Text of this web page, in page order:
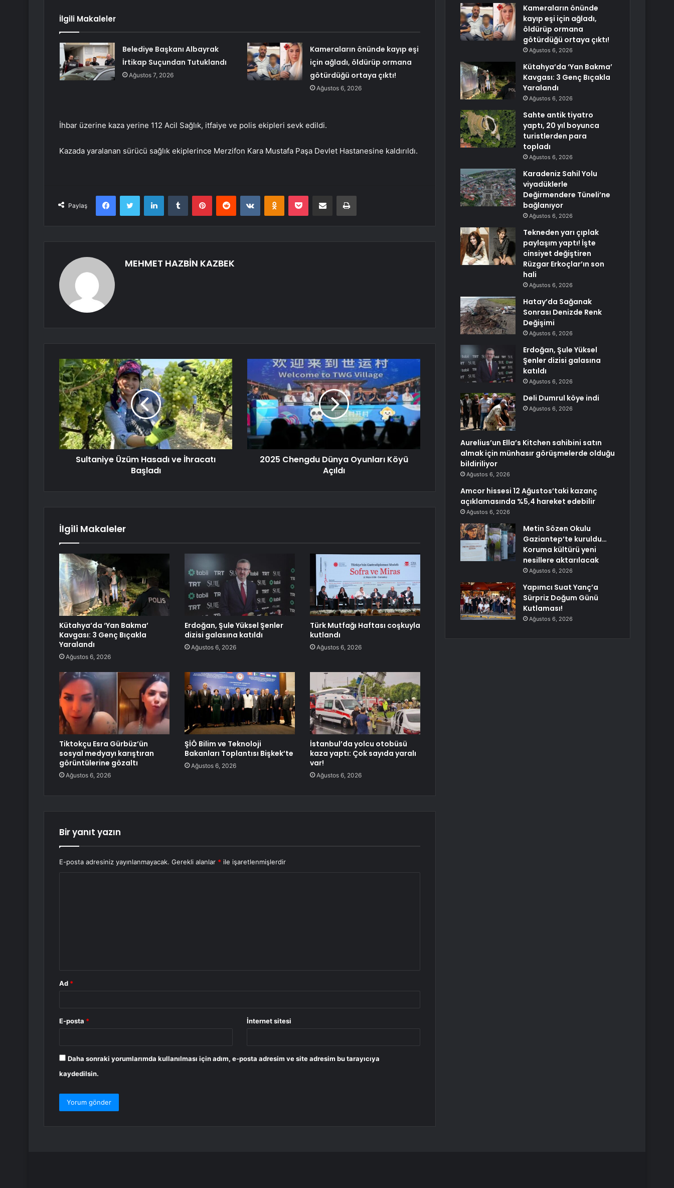
İlgili Makaleler
Belediye Başkanı Albayrak
İrtikap Suçundan Tutuklandı
Ağustos 7, 2026
Kameraların önünde kayıp eşi
için ağladı, öldürüp ormana
götürdüğü ortaya çıktı!
Ağustos 6, 2026
İhbar üzerine kaza yerine 112 Acil Sağlık, itfaiye ve polis ekipleri sevk edildi.
Kazada yaralanan sürücü sağlık ekiplerince Merzifon Kara Mustafa Paşa Devlet Hastanesine kaldırıldı.
Paylaş
FacebookTwitter LinkedInTumblr PinterestReddit VKontakteOdnoklassniki
Pocket E-Posta ile paylaş Yazdır
MEHMET HAZBİN KAZBEK
Sultaniye Üzüm Hasadı ve İhracatı
Başladı
2025 Chengdu Dünya Oyunları Köyü
Açıldı
İlgili Makaleler
Kütahya’da ‘Yan Bakma’
Kavgası: 3 Genç Bıçakla
Yaralandı
Ağustos 6, 2026
Erdoğan, Şule Yüksel Şenler
dizisi galasına katıldı
Ağustos 6, 2026
Türk Mutfağı Haftası coşkuyla
kutlandı
Ağustos 6, 2026
Tiktokçu Esra Gürbüz’ün
sosyal medyayı karıştıran
görüntülerine gözaltı
Ağustos 6, 2026
ŞİÖ Bilim ve Teknoloji
Bakanları Toplantısı Bişkek’te
Ağustos 6, 2026
İstanbul’da yolcu otobüsü
kaza yaptı: Çok sayıda yaralı
var!
Ağustos 6, 2026
Bir yanıt yazın
E-posta adresiniz yayınlanmayacak. Gerekli alanlar * ile işaretlenmişlerdir
Ad *
E-posta * İnternet sitesi
Daha sonraki yorumlarımda kullanılması için adım, e-posta adresim ve site adresim bu tarayıcıya
kaydedilsin.
Kameraların önünde
kayıp eşi için ağladı,
öldürüp ormana
götürdüğü ortaya çıktı!
Ağustos 6, 2026
Kütahya’da ‘Yan Bakma’
Kavgası: 3 Genç Bıçakla
Yaralandı
Ağustos 6, 2026
Sahte antik tiyatro
yaptı, 20 yıl boyunca
turistlerden para
topladı
Ağustos 6, 2026
Karadeniz Sahil Yolu
viyadüklerle
Değirmendere Tüneli’ne
bağlanıyor
Ağustos 6, 2026
Tekneden yarı çıplak
paylaşım yaptı! İşte
cinsiyet değiştiren
Rüzgar Erkoçlar’ın son
hali
Ağustos 6, 2026
Hatay’da Sağanak
Sonrası Denizde Renk
Değişimi
Ağustos 6, 2026
Erdoğan, Şule Yüksel
Şenler dizisi galasına
katıldı
Ağustos 6, 2026
Deli Dumrul köye indi
Ağustos 6, 2026
Aurelius’un Ella’s Kitchen sahibini satın
almak için münhasır görüşmelerde olduğu
bildiriliyor
Ağustos 6, 2026
Amcor hissesi 12 Ağustos’taki kazanç
açıklamasında %5,4 hareket edebilir
Ağustos 6, 2026
Metin Sözen Okulu
Gaziantep’te kuruldu…
Koruma kültürü yeni
nesillere aktarılacak
Ağustos 6, 2026
Yapımcı Suat Yanç’a
Sürpriz Doğum Günü
Kutlaması!
Ağustos 6, 2026